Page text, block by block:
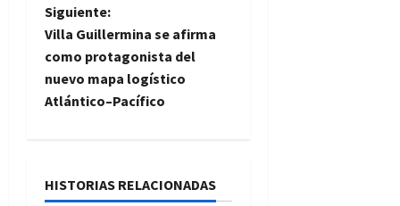
e
g
a
Siguiente:
Villa Guillermina se afirma
como protagonista del
nuevo mapa logístico
Atlántico–Pacífico
HISTORIAS RELACIONADAS